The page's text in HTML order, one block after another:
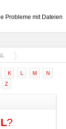
Probleme mit Dateien
K L M
N
Z
?